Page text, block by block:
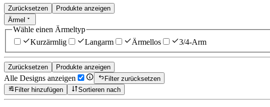
Zurücksetzen
Produkte anzeigen
Ärmel
Wähle einen Ärmeltyp
Kurzärmlig
Langarm Ärmellos 3/4-Arm
Zurücksetzen Produkte anzeigen
Alle Designs anzeigen
Filter zurücksetzen
Filter hinzufügen
Sortieren nach